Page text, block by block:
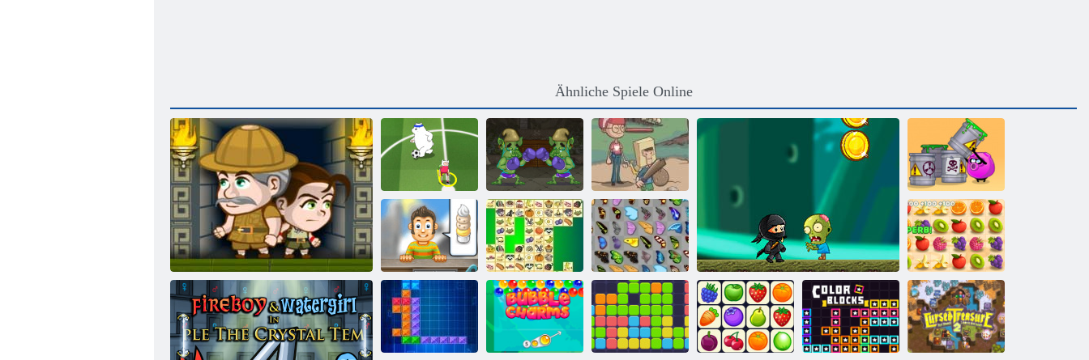
Ähnliche Spiele Online
Toon Cup 2016 Troll Boxen
Hinterhof-
Helden
Dumme Wege
zu sterben 2
Cremiges Eis Kris Mahjong
Schmetterlings
Kyodai
Saftiger
Armaturenbrett